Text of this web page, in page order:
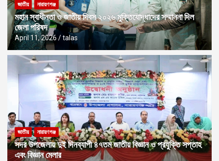
জাতীয় নারায়ণগঞ্জ
মহান স্বাধীনতা ও জাতীয় দিবস ২০২৬ মুক্তিযোদ্ধাদের সম্মাননা দিল
জেলা পরিষদ
April 11, 2026 talas
জাতীয় নারায়ণগঞ্জ
সদর উপজেলায় দুই দিনব্যাপী ৪৭তম জাতীয় বিজ্ঞান ও প্রযুক্তি সপ্তাহ
এবং বিজ্ঞান মেলার